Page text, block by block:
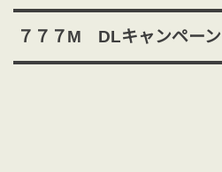
７７７M DLキャンペーン